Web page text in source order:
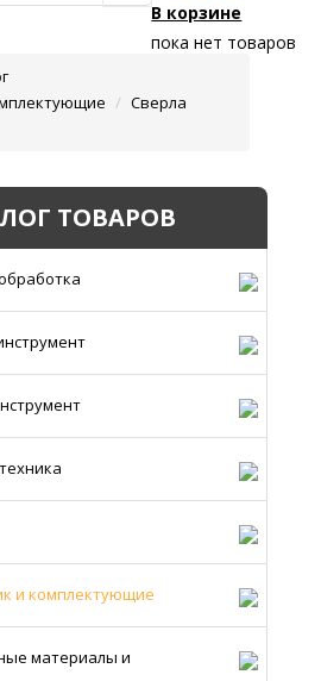
В корзине
пока нет товаров
Сверла
ТОВАРОВ
и комплектующие
материалы и